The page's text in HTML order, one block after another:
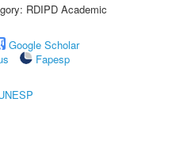
RDIPD Academic
Google Scholar
Fapesp